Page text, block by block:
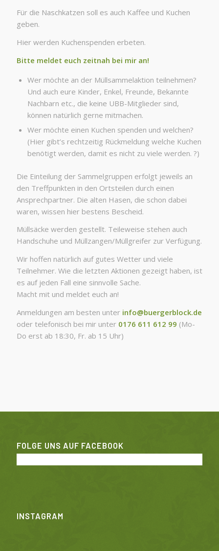
Für die Naschkatzen soll es auch Kaffee und Kuchen
geben.
Hier werden Kuchenspenden erbeten.
Bitte meldet euch zeitnah bei mir an!
Wer möchte an der Müllsammelaktion teilnehmen?
Und auch eure Kinder, Enkel, Freunde, Bekannte
Nachbarn etc., die keine UBB-Mitglieder sind,
können natürlich gerne mitmachen.
Wer möchte einen Kuchen spenden und welchen?
(Hier gibt’s rechtzeitig Rückmeldung welche Kuchen
benötigt werden, damit es nicht zu viele werden. ?)
Die Einteilung der Sammelgruppen erfolgt jeweils an
den Treffpunkten in den Ortsteilen durch einen
Ansprechpartner. Die alten Hasen, die schon dabei
waren, wissen hier bestens Bescheid.
Müllsäcke werden gestellt. Teileweise stehen auch
Handschuhe und Müllzangen/Müllgreifer zur Verfügung.
Wir hoffen natürlich auf gutes Wetter und viele
Teilnehmer. Wie die letzten Aktionen gezeigt haben, ist
es auf jeden Fall eine sinnvolle Sache.
Macht mit und meldet euch an!
Anmeldungen am besten unter info@buergerblock.de
oder telefonisch bei mir unter 0176 611 612 99 (Mo-
Do erst ab 18:30, Fr. ab 15 Uhr)
FOLGE UNS AUF FACEBOOK
INSTAGRAM